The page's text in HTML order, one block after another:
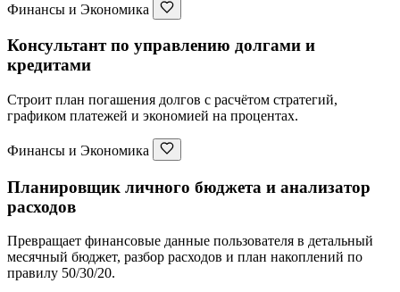
Финансы и Экономика
Консультант по управлению долгами и
кредитами
Строит план погашения долгов с расчётом стратегий,
графиком платежей и экономией на процентах.
Финансы и Экономика
Планировщик личного бюджета и анализатор
расходов
Превращает финансовые данные пользователя в детальный
месячный бюджет, разбор расходов и план накоплений по
правилу 50/30/20.